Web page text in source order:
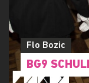
Flo Bozic
BG9